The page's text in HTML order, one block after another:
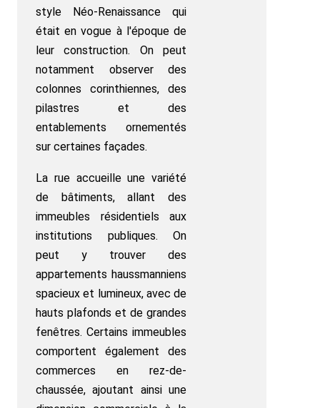
style Néo-Renaissance qui
était en vogue à l'époque de
leur construction. On peut
notamment observer des
colonnes corinthiennes, des
pilastres et des
entablements ornementés
sur certaines façades.
La rue accueille une variété
de bâtiments, allant des
immeubles résidentiels aux
institutions publiques. On
peut y trouver des
appartements haussmanniens
spacieux et lumineux, avec de
hauts plafonds et de grandes
fenêtres. Certains immeubles
comportent également des
commerces en rez-de-
chaussée, ajoutant ainsi une